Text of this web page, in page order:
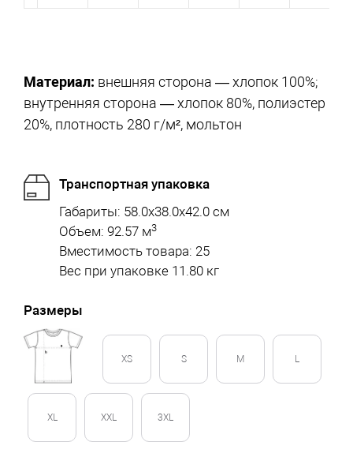
Материал: внешняя сторона — хлопок 100%;
внутренняя сторона — хлопок 80%, полиэстер
20%, плотность 280 г/м², мольтон
Транспортная упаковка
Габариты: 58.0x38.0x42.0 см
Объем: 92.57 м3
Вместимость товара: 25
Вес при упаковке 11.80 кг
Размеры
XS S M L
XL XXL 3XL